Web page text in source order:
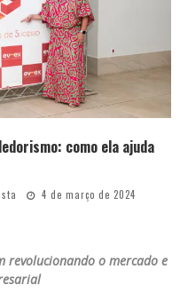
como ela ajuda
4 de março de 2024
revolucionando o mercado e